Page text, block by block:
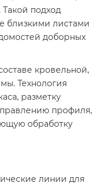
подход
близкими листами
доборных
кровельной,
Технология
разметку
профиля,
обработку
линии для